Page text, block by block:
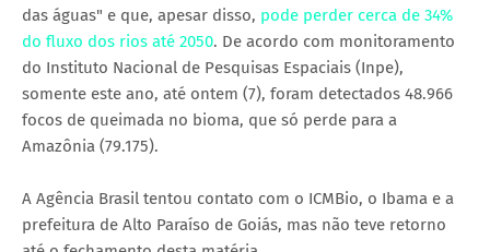
das águas" e que, apesar disso, pode perder cerca de 34%
do fluxo dos rios até 2050. De acordo com monitoramento
do Instituto Nacional de Pesquisas Espaciais (Inpe),
somente este ano, até ontem (7), foram detectados 48.966
focos de queimada no bioma, que só perde para a
Amazônia (79.175).
A Agência Brasil tentou contato com o ICMBio, o Ibama e a
prefeitura de Alto Paraíso de Goiás, mas não teve retorno